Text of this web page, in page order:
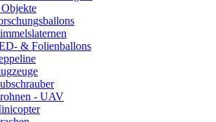
& Folienballons
- UAV